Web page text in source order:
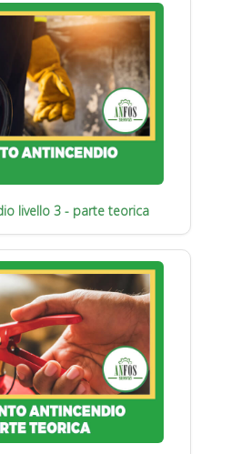
livello 3 - parte teorica